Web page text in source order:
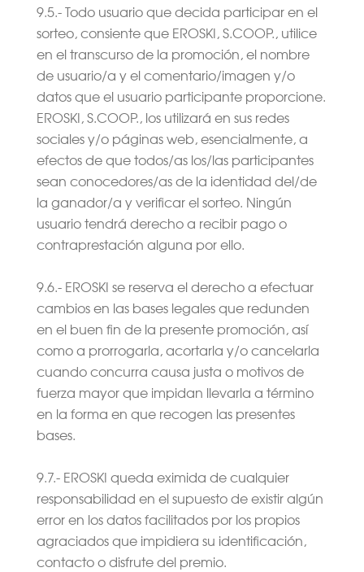
9.5.- Todo usuario que decida participar en el
sorteo, consiente que EROSKI, S.COOP., utilice
en el transcurso de la promoción, el nombre
de usuario/a y el comentario/imagen y/o
datos que el usuario participante proporcione.
EROSKI, S.COOP., los utilizará en sus redes
sociales y/o páginas web, esencialmente, a
efectos de que todos/as los/las participantes
sean conocedores/as de la identidad del/de
la ganador/a y verificar el sorteo. Ningún
usuario tendrá derecho a recibir pago o
contraprestación alguna por ello.
9.6.- EROSKI se reserva el derecho a efectuar
cambios en las bases legales que redunden
en el buen fin de la presente promoción, así
como a prorrogarla, acortarla y/o cancelarla
cuando concurra causa justa o motivos de
fuerza mayor que impidan llevarla a término
en la forma en que recogen las presentes
bases.
9.7.- EROSKI queda eximida de cualquier
responsabilidad en el supuesto de existir algún
error en los datos facilitados por los propios
agraciados que impidiera su identificación,
contacto o disfrute del premio.